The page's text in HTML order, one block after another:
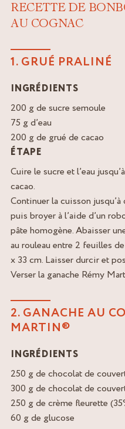
RECETTE DE
AU COGNAC
1. GRUÉ PRALINÉ
INGRÉDIENTS
200 g de sucre semoule
75 g d’eau
200 g de grué de cacao
ÉTAPE
Cuire le sucre et l’eau
cacao.
Continuer la cuisson
puis broyer à l’aide d’un
pâte homogène. Abaisser
au rouleau entre 2 feuilles
x 33 cm. Laisser durcir et
Verser la ganache Rémy
2. GANACHE AU
MARTIN®
INGRÉDIENTS
250 g de chocolat de
300 g de chocolat de
250 g de crème fleurette
60 g de glucose